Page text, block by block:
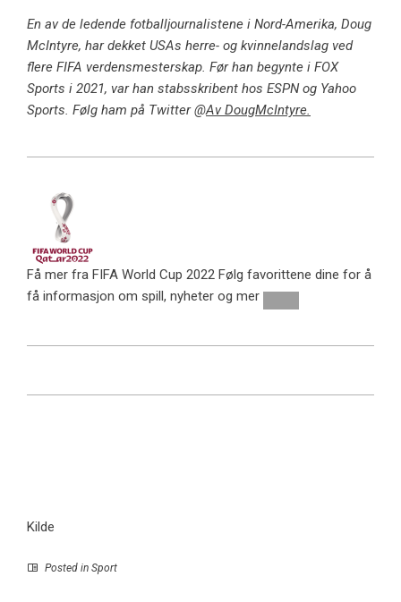
En av de ledende fotballjournalistene i Nord-Amerika, Doug
McIntyre, har dekket USAs herre- og kvinnelandslag ved
flere FIFA verdensmesterskap. Før han begynte i FOX
Sports i 2021, var han stabsskribent hos ESPN og Yahoo
Sports. Følg ham på Twitter @Av DougMcIntyre.
Få mer fra FIFA World Cup 2022 Følg favorittene dine for å
få informasjon om spill, nyheter og mer
Kilde
Posted in Sport